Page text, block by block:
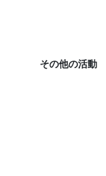
その他の活動